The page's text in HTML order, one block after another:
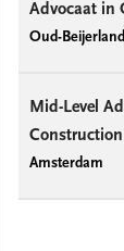
Advocaat in
Oud-Beijerland
Mid-Level
Construction
Amsterdam